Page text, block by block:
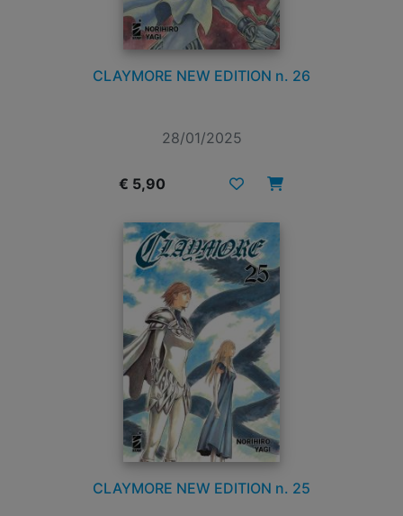
CLAYMORE NEW EDITION n. 26
28/01/2025
€ 5,90
CLAYMORE NEW EDITION n. 25